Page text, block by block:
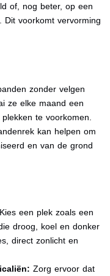
of, nog beter, op een
Dit voorkomt vervorming
zonder velgen
ze elke maand een
te voorkomen.
kan helpen om
en van de grond
Kies een plek zoals een
droog, koel en donker
direct zonlicht en
Zorg ervoor dat